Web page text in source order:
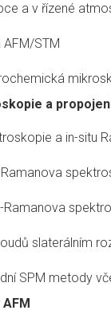
a v řízené
STM
a
a in-situ
Ramanova
slaterálním
SPM metody